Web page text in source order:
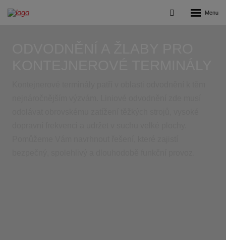
Vyhledávání
Rozbalení